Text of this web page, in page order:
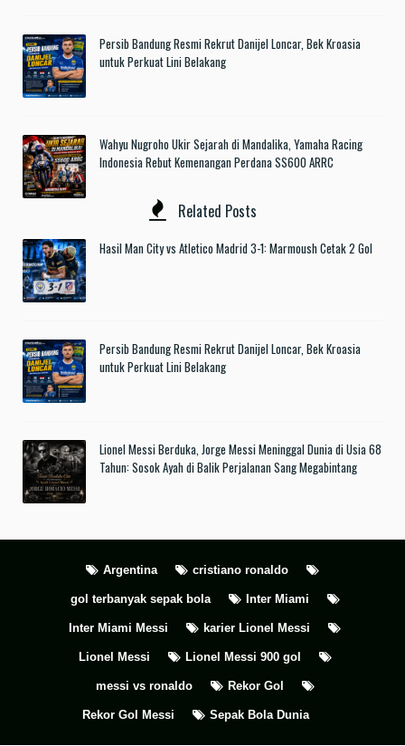
Persib Bandung Resmi Rekrut Danijel Loncar, Bek Kroasia
untuk Perkuat Lini Belakang
Wahyu Nugroho Ukir Sejarah di Mandalika, Yamaha Racing
Indonesia Rebut Kemenangan Perdana SS600 ARRC
Related Posts
Hasil Man City vs Atletico Madrid 3-1: Marmoush Cetak 2 Gol
Persib Bandung Resmi Rekrut Danijel Loncar, Bek Kroasia
untuk Perkuat Lini Belakang
Lionel Messi Berduka, Jorge Messi Meninggal Dunia di Usia 68
Tahun: Sosok Ayah di Balik Perjalanan Sang Megabintang
Argentina cristiano ronaldo
gol terbanyak sepak bola Inter Miami
Inter Miami Messi karier Lionel Messi
Lionel Messi Lionel Messi 900 gol
messi vs ronaldo Rekor Gol
Rekor Gol Messi Sepak Bola Dunia